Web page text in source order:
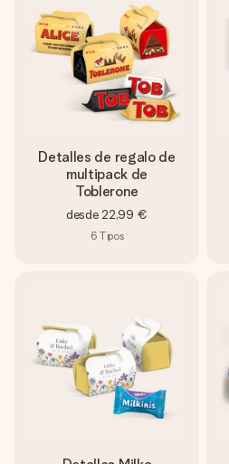
Detalles de regalo de
multipack de
Toblerone
desde 22,99 €
6 Tipos